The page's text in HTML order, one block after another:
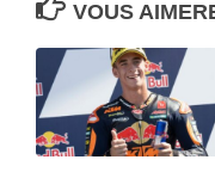
VOUS